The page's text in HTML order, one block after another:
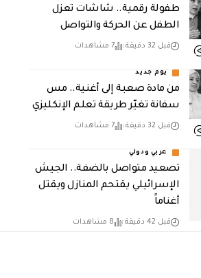
طفولة رقمية.. شاشات تعزل
الطفل عن الحركة والتواصل
قبل 32 دقيقة 7 مشاهدات
يوم جديد
من مادة صعبة إلى أغنية.. مس
سفانة تغيّر طريقة تعلم الإنكليزي
قبل 32 دقيقة 7 مشاهدات
عربي ودولي
تصعيد متواصل بالضفة.. الجيش
الإسرائيلي يقتحم المنازل ويقتل
أغناماً
قبل 42 دقيقة 8 مشاهدات